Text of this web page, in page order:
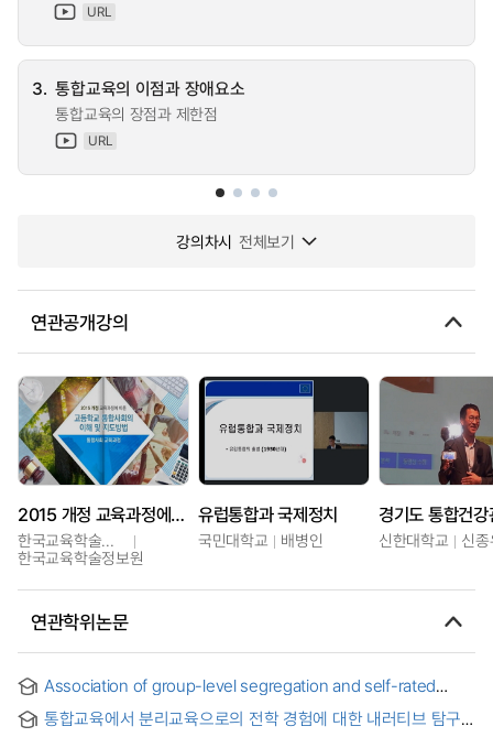
URL
3. 통합교육의 이점과 장애요소
통합교육의 장점과 제한점
URL
강의차시 전체보기
연관공개강의
2015 개정 교육과정에 따른 고등학교 통합사회의 이해 및 지도방법
한국교육학술정보원
한국교육학술정보원
유럽통합과 국제정치
국민대학교 배병인 신한대학교 신
연관학위논문
Association of group-level segregation and self-rated
통합교육에서 분리교육으로의 전학 경험에 대한 내러티브 탐구 :